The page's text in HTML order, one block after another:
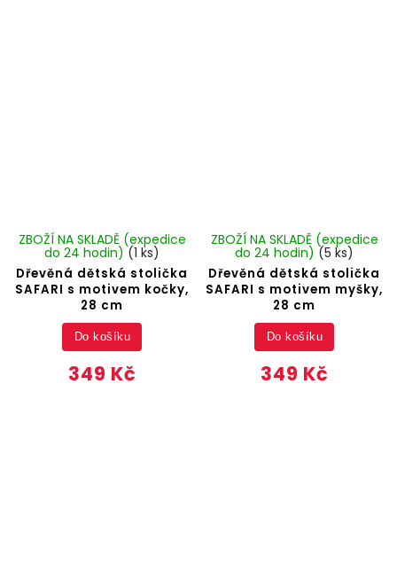
Dřevěná dětská stolička
SAFARI s motivem kočky,
28 cm
ZBOŽÍ NA SKLADĚ (expedice
do 24 hodin) (1 ks)
349 Kč
Do košíku
Dřevěná dětská stolička
SAFARI s motivem myšky,
28 cm
ZBOŽÍ NA SKLADĚ (expedice
do 24 hodin) (5 ks)
349 Kč
Do košíku